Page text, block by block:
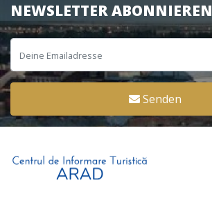
NEWSLETTER ABONNIEREN
Senden